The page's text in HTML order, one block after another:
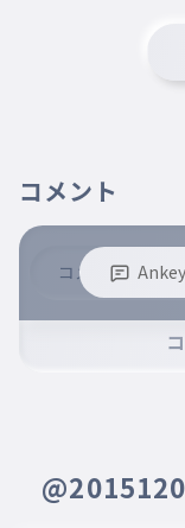
コメント
※コメントするには、